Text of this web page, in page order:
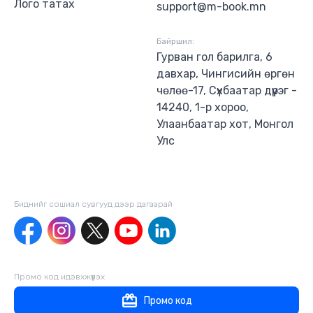
Лого татах
support@m-book.mn
Байршил:
Гурван гол барилга, 6
давхар, Чингисийн өргөн
чөлөө-17, Сүхбаатар дүүрэг -
14240, 1-р хороо,
Улаанбаатар хот, Монгол
Улс
Биднийг сошиал сувгууд дээр дагаaрай
Промо код идэвхжүүлэх
Промо код